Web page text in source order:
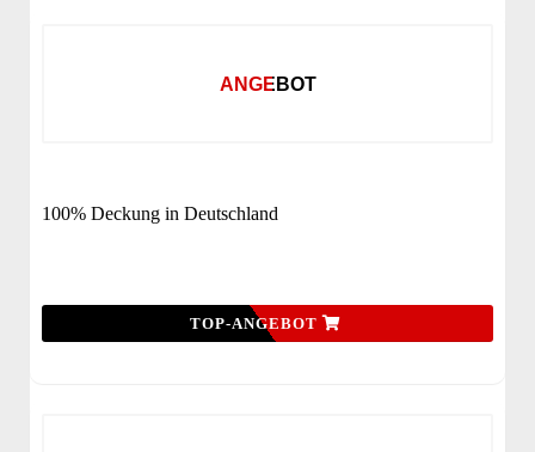
ANGEBOT
100% Deckung in Deutschland
TOP-ANGEBOT